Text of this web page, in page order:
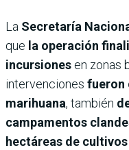
La Secretaría
que la operación
incursiones en zonas
intervenciones fueron
marihuana, también
campamentos
hectáreas de cultivos